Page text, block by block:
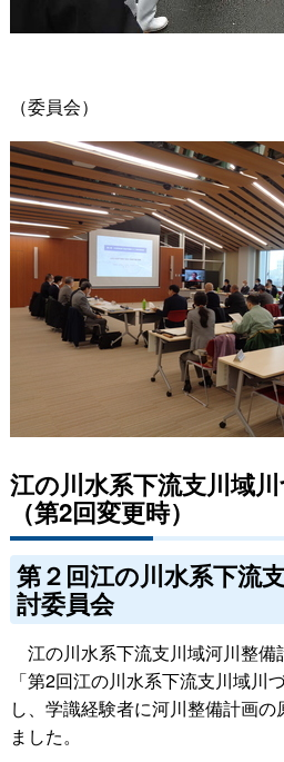
（委員会）
江の川水系下流支川域
（第2回変更時）
第２回江の川水系下流
討委員会
江の川水系下流支川域河川整備
「第2回江の川水系下流支川域川
し、学識経験者に河川整備計画
ました。